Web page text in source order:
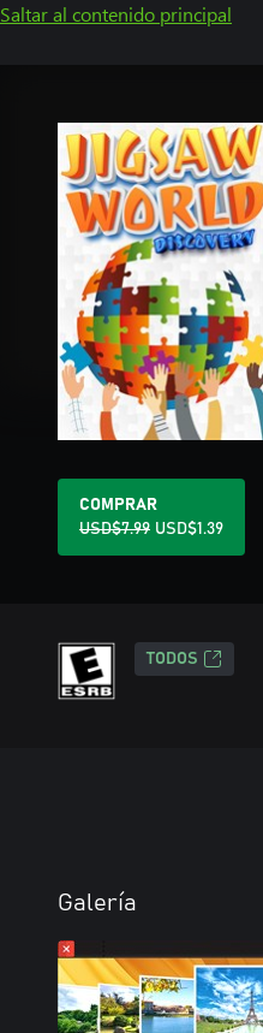
Saltar al contenido principal
COMPRAR
USD$7.99 USD$1.39
TODOS
Galería